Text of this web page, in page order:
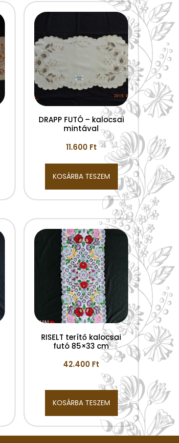
DRAPP FUTÓ – kalocsai
mintával
11.600 Ft
KOSÁRBA TESZEM
RISELT terítő kalocsai
futó 85×33 cm
42.400 Ft
KOSÁRBA TESZEM